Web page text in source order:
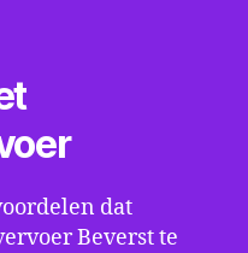
dat
Beverst te